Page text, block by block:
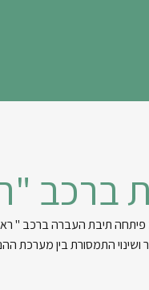
ברכב
פיתחה תיבת העברה ברכב " ראם"
התמסורת בין מערכת